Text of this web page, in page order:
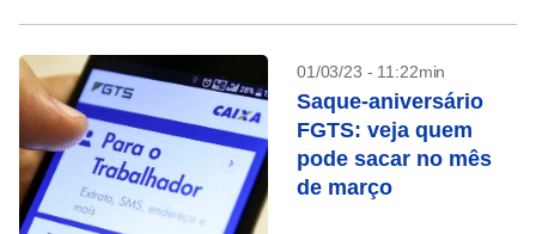
01/03/23 - 11:22min
Saque-aniversário
FGTS: veja quem
pode sacar no mês
de março